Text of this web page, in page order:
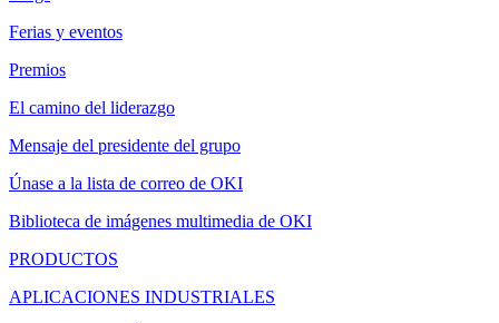
Ferias y eventos
Premios
El camino del liderazgo
Mensaje del presidente del grupo
Únase a la lista de correo de OKI
Biblioteca de imágenes multimedia de OKI
PRODUCTOS
APLICACIONES INDUSTRIALES